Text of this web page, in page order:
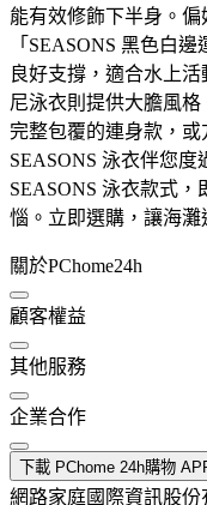
能有效修飾下半身。
「SEASONS 黑色白
良好支撐，適合水上
尼泳衣則提供大膽風
完整包覆的連身款，
SEASONS 泳衣伴您
SEASONS 泳衣款式
惱。立即選購，讓海灘
關於PChome24h
顧客權益
其他服務
企業合作
下載 PChome 24h購物
網路家庭國際資訊股